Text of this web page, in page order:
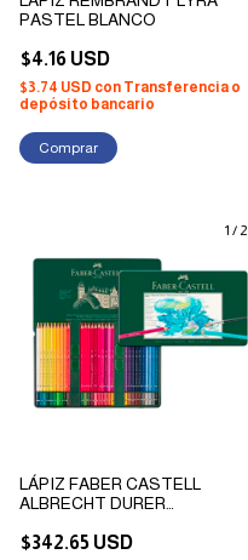
PASTEL BLANCO
$4.16 USD
$3.74 USD con Transferencia o
depósito bancario
1 / 2
LÁPIZ FABER CASTELL
ALBRECHT DURER
$342.65 USD